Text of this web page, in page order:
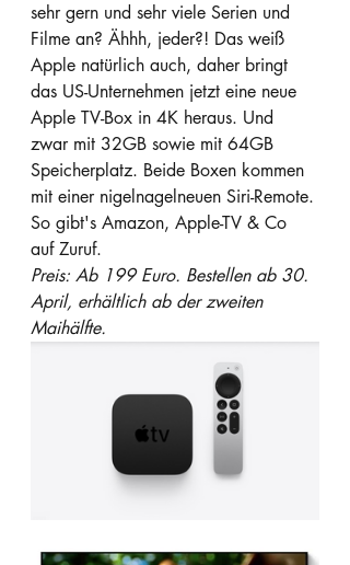
sehr gern und sehr viele Serien und
Filme an? Ähhh, jeder?! Das weiß
Apple natürlich auch, daher bringt
das US-Unternehmen jetzt eine neue
Apple TV-Box in 4K heraus. Und
zwar mit 32GB sowie mit 64GB
Speicherplatz. Beide Boxen kommen
mit einer nigelnagelneuen Siri-Remote.
So gibt's Amazon, Apple-TV & Co
auf Zuruf.
Preis: Ab 199 Euro. Bestellen ab 30.
April, erhältlich ab der zweiten
Maihälfte.